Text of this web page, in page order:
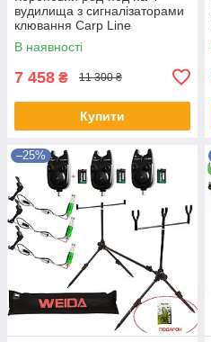
вудилища з сигналізаторами
клювання Carp Line
В наявності
7 458 ₴ 11 300 ₴
Купити
–25%